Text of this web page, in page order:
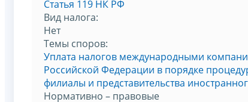
Статья 119 НК РФ
Вид налога:
Нет
Темы споров:
Уплата налогов международными
Российской Федерации в порядке
филиалы и представительства
Нормативно – правовые